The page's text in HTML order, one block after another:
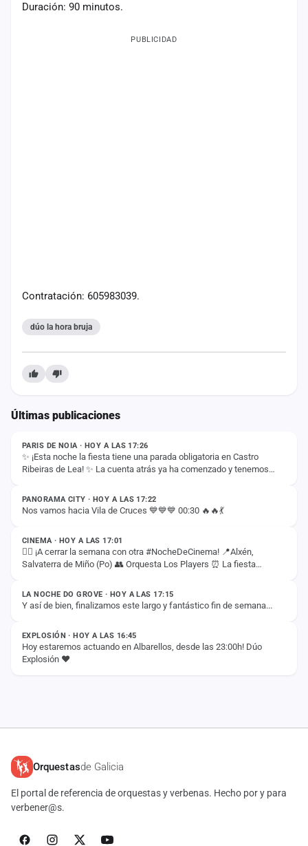
Duración: 90 minutos.
PUBLICIDAD
Contratación: 605983039.
dúo la hora bruja
Últimas publicaciones
ESTADO
PARIS DE NOIA · HOY A LAS 17:26
✨ ¡Esta noche la fiesta tiene una parada obligatoria en Castro
Ribeiras de Lea! ✨ La cuenta atrás ya ha comenzado y tenemos
ESTADO
PANORAMA CITY · HOY A LAS 17:22
Nos vamos hacia Vila de Cruces 💙💙💙 00:30 🔥🔥💃
ESTADO
CINEMA · HOY A LAS 17:01
❤️‍🔥 ¡A cerrar la semana con otra #NocheDeCinema! 📍Alxén,
Salvaterra de Miño (Po) 👥 Orquesta Los Players ⏰ La fiesta
ESTADO
LA NOCHE DO GROVE · HOY A LAS 17:15
Y así de bien, finalizamos este largo y fantástico fin de semana...
ESTADO
EXPLOSIÓN · HOY A LAS 16:45
Hoy estaremos actuando en Albarellos, desde las 23:00h! Dúo
Explosión ❤️
Orquestasde Galicia
El portal de referencia de orquestas y verbenas. Hecho por y para
verbener@s.
Contacto